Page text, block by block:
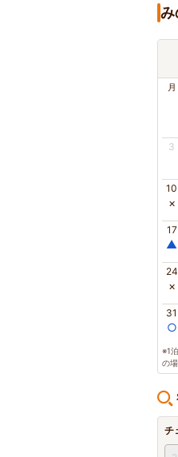
み
月
3
10
×
17
▲
24
×
31
○
※1
の
チ